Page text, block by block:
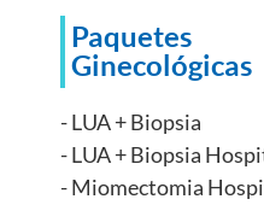
Ginecológicas
- LUA + Biopsia
- LUA + Biopsia
- Miomectomia